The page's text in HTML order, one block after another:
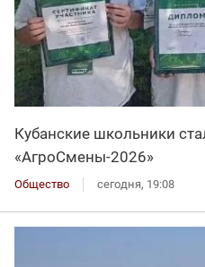
Кубанские школьники
«АгроСмены-2026»
Общество сегодня, 19:08